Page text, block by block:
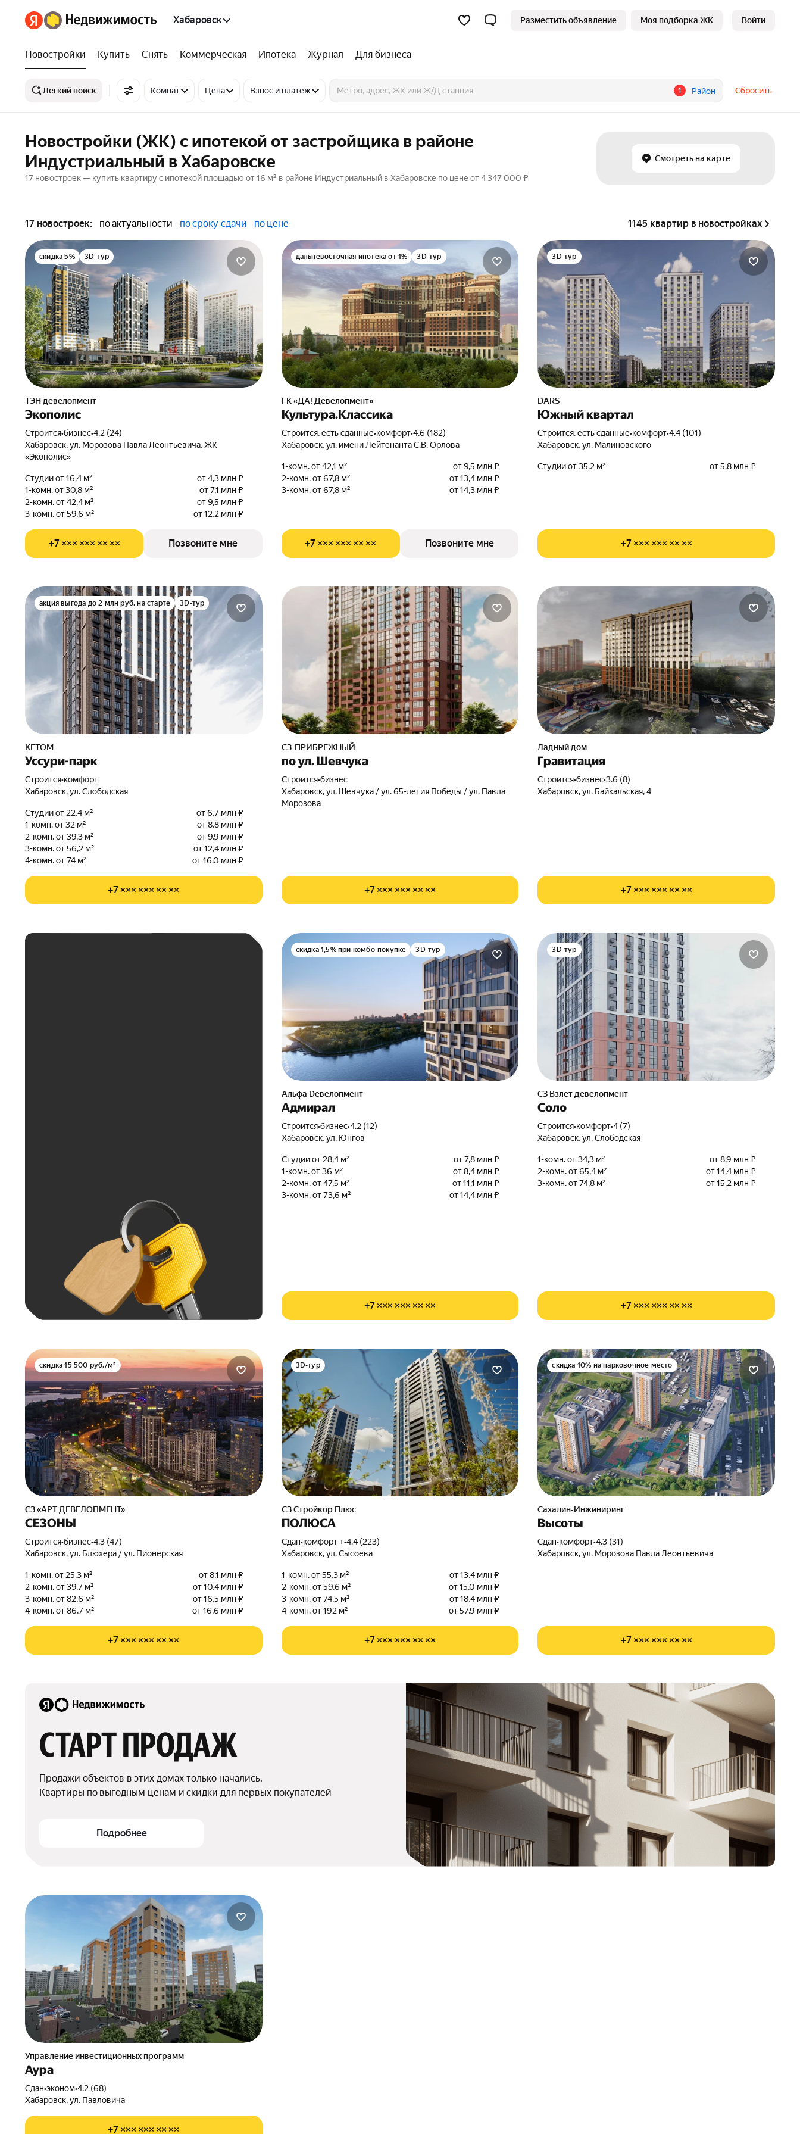
Хабаровск Разместить объявление Моя подборка ЖК Войти
Новостройки Купить Снять Коммерческая Ипотека Журнал Для бизнеса
Лёгкий поиск Комнат Цена Взнос и платёж 1 Район Сбросить
Новостройки (ЖК) с ипотекой от застройщика в районе
Индустриальный в Хабаровске
17 новостроек — купить квартиру с ипотекой площадью от 16 м² в районе Индустриальный в Хабаровске по цене от 4 347 000 ₽
Смотреть на карте
17 новостроек: по актуальности по сроку сдачи по цене 1145 квартир в новостройках
скидка 5% 3D-тур
ТЭН девелопмент
Экополис
Строится•бизнес•4.2 (24)
Хабаровск, ул. Морозова Павла Леонтьевича, ЖК
«Экополис»
Студии от 16,4 м²
от 4,3 млн ₽
1-комн. от 30,8 м²
от 7,1 млн ₽
2-комн. от 42,4 м²
от 9,5 млн ₽
3-комн. от 59,6 м²
от 12,2 млн ₽
+7 ××× ××× ×× ×× Позвоните мне
дальневосточная ипотека от 1% 3D-тур
ГК «ДА! Девелопмент»
Культура.Классика
Строится, есть сданные•комфорт•4.6 (182)
Хабаровск, ул. имени Лейтенанта С.В. Орлова
1-комн. от 42,1 м²
от 9,5 млн ₽
2-комн. от 67,8 м²
от 13,4 млн ₽
3-комн. от 67,8 м²
от 14,3 млн ₽
+7 ××× ××× ×× ×× Позвоните мне
3D-тур
DARS
Южный квартал
Строится, есть сданные•комфорт•4.4 (101)
Хабаровск, ул. Малиновского
Студии от 35,2 м² от 5,8 млн ₽
+7 ××× ××× ×× ××
акция выгода до 2 млн руб. на старте 3D-тур
КЕТОМ
Уссури-парк
Строится•комфорт
Хабаровск, ул. Слободская
Студии от 22,4 м²
от 6,7 млн ₽
1-комн. от 32 м²
от 8,8 млн ₽
2-комн. от 39,3 м²
от 9,9 млн ₽
3-комн. от 56,2 м²
от 12,4 млн ₽
4-комн. от 74 м²
от 16,0 млн ₽
+7 ××× ××× ×× ××
СЗ-ПРИБРЕЖНЫЙ
по ул. Шевчука
Строится•бизнес
Хабаровск, ул. Шевчука / ул. 65-летия Победы / ул. Павла
Морозова
+7 ××× ××× ×× ××
Ладный дом
Гравитация
Строится•бизнес•3.6 (8)
Хабаровск, ул. Байкальская, 4
+7 ××× ××× ×× ××
скидка 1,5% при комбо-покупке 3D-тур
альфа Dевелопмент
Адмирал
Строится•бизнес•4.2 (12)
Хабаровск, ул. Юнгов
Студии от 28,4 м²
от 7,8 млн ₽
1-комн. от 36 м²
от 8,4 млн ₽
2-комн. от 47,5 м²
от 11,1 млн ₽
3-комн. от 73,6 м²
от 14,4 млн ₽
+7 ××× ××× ×× ××
3D-тур
СЗ Взлёт девелопмент
Соло
Строится•комфорт•4 (7)
Хабаровск, ул. Слободская
1-комн. от 34,3 м²
от 8,9 млн ₽
2-комн. от 65,4 м²
от 14,4 млн ₽
3-комн. от 74,8 м²
от 15,2 млн ₽
+7 ××× ××× ×× ××
скидка 15 500 руб./м²
СЗ «АРТ ДЕВЕЛОПМЕНТ»
СЕЗОНЫ
Строится•бизнес•4.3 (47)
Хабаровск, ул. Блюхера / ул. Пионерская
1-комн. от 25,3 м²
от 8,1 млн ₽
2-комн. от 39,7 м²
от 10,4 млн ₽
3-комн. от 82,6 м²
от 16,5 млн ₽
4-комн. от 86,7 м²
от 16,6 млн ₽
+7 ××× ××× ×× ××
3D-тур
СЗ Стройкор Плюс
ПОЛЮСА
Сдан•комфорт +•4.4 (223)
Хабаровск, ул. Сысоева
1-комн. от 55,3 м²
от 13,4 млн ₽
2-комн. от 59,6 м²
от 15,0 млн ₽
3-комн. от 74,5 м²
от 18,4 млн ₽
4-комн. от 192 м²
от 57,9 млн ₽
+7 ××× ××× ×× ××
скидка 10% на парковочное место
Сахалин‐Инжиниринг
Высоты
Сдан•комфорт•4.3 (31)
Хабаровск, ул. Морозова Павла Леонтьевича
+7 ××× ××× ×× ××
СТАРТ ПРОДАЖ
Продажи объектов в этих домах только начались.
Квартиры по выгодным ценам и скидки для первых покупателей
Подробнее
Управление инвестиционных программ
Аура
Сдан•эконом•4.2 (68)
Хабаровск, ул. Павловича
+7 ××× ××× ×× ××